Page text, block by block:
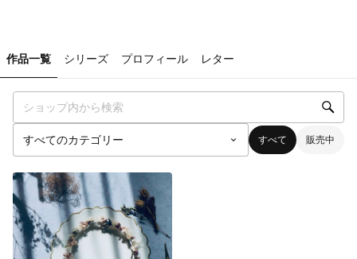
作品一覧 シリーズ プロフィール レター
すべて 販売中